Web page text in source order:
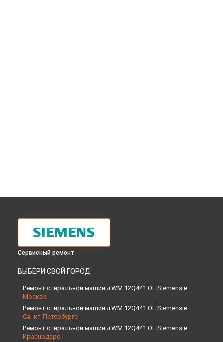
Сервисный ремонт
ВЫБЕРИ СВОЙ ГОРОД
Ремонт стиральной машины WM 12Q441 OE Siemens в
Москве
Ремонт стиральной машины WM 12Q441 OE Siemens в
Санкт-Петербурге
Ремонт стиральной машины WM 12Q441 OE Siemens в
Краснодаре